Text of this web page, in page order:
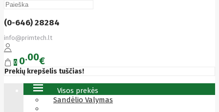
(0-646) 28284
info@primtech.lt
0 0 00€
Prekių krepšelis tuščias!
Visos prekės
Sandėlio Valymas